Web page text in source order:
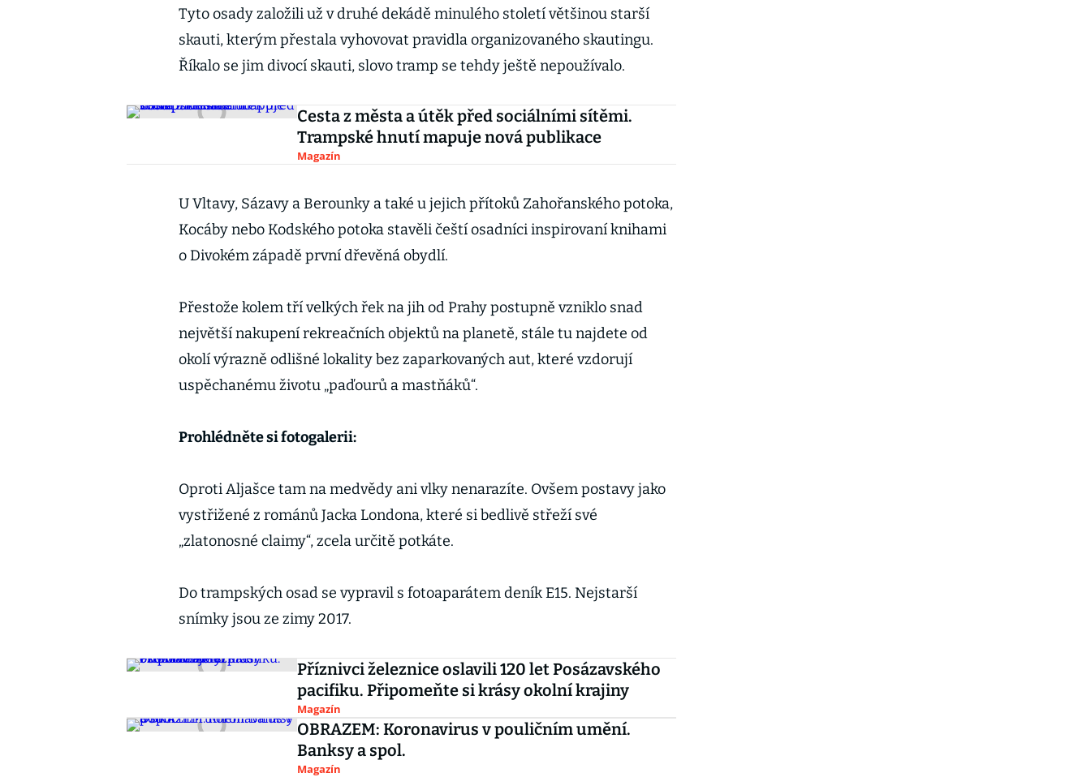
Tyto osady založili už v druhé dekádě minulého století většinou starší
skauti, kterým přestala vyhovovat pravidla organizovaného skautingu.
Říkalo se jim divocí skauti, slovo tramp se tehdy ještě nepoužívalo.
Cesta z města a útěk před sociálními sítěmi.
Trampské hnutí mapuje nová publikace
Magazín
U Vltavy, Sázavy a Berounky a také u jejich přítoků Zahořanského potoka,
Kocáby nebo Kodského potoka stavěli čeští osadníci inspirovaní knihami
o Divokém západě první dřevěná obydlí.
Přestože kolem tří velkých řek na jih od Prahy postupně vzniklo snad
největší nakupení rekreačních objektů na planetě, stále tu najdete od
okolí výrazně odlišné lokality bez zaparkovaných aut, které vzdorují
uspěchanému životu „paďourů a mastňáků“.
Prohlédněte si fotogalerii:
Oproti Aljašce tam na medvědy ani vlky nenarazíte. Ovšem postavy jako
vystřižené z románů Jacka Londona, které si bedlivě střeží své
„zlatonosné claimy“, zcela určitě potkáte.
Do trampských osad se vypravil s fotoaparátem deník E15. Nejstarší
snímky jsou ze zimy 2017.
Příznivci železnice oslavili 120 let Posázavského
pacifiku. Připomeňte si krásy okolní krajiny
Magazín
OBRAZEM: Koronavirus v pouličním umění.
Banksy a spol.
Magazín